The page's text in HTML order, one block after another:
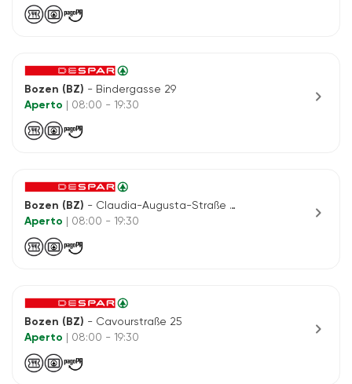
Bozen (BZ) - Bindergasse 29
Aperto
| 08:00 - 19:30 chevron_right
Bozen (BZ) - Claudia-Augusta-Straße 111/a
Aperto
| 08:00 - 19:30 chevron_right
Bozen (BZ) - Cavourstraße 25
Aperto
| 08:00 - 19:30 chevron_right